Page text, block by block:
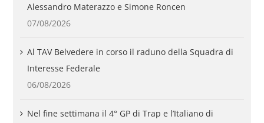
Alessandro Materazzo e Simone Roncen
07/08/2026
Al TAV Belvedere in corso il raduno della Squadra di
Interesse Federale
06/08/2026
Nel fine settimana il 4° GP di Trap e l’Italiano di